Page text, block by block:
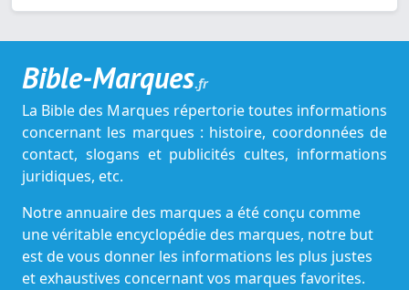
Bible-Marques.fr
La Bible des Marques répertorie toutes informations
concernant les marques : histoire, coordonnées de
contact, slogans et publicités cultes, informations
juridiques, etc.
Notre annuaire des marques a été conçu comme
une véritable encyclopédie des marques, notre but
est de vous donner les informations les plus justes
et exhaustives concernant vos marques favorites.